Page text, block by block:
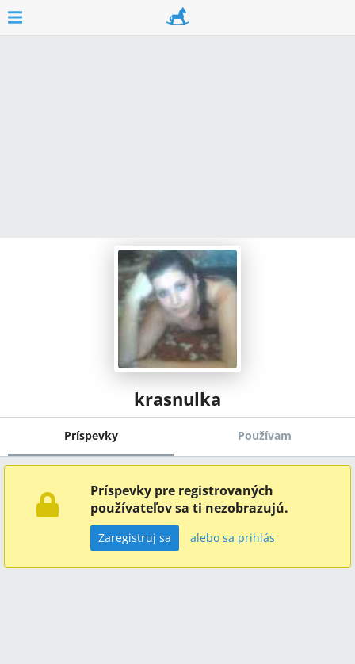
krasnulka
Príspevky Používam
Príspevky pre registrovaných
používateľov sa ti nezobrazujú.
Zaregistruj sa alebo sa prihlás